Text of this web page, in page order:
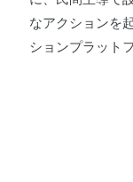
なアクションを
ションプラット